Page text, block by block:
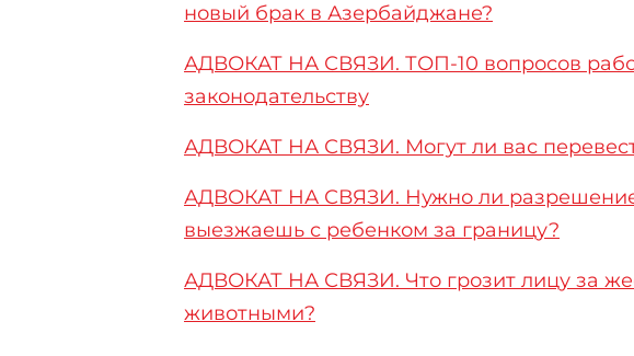
новый брак в Азербайджане?
АДВОКАТ НА СВЯЗИ. ТОП-10 вопросов
законодательству
АДВОКАТ НА СВЯЗИ. Могут ли вас
АДВОКАТ НА СВЯЗИ. Нужно ли разрешение
выезжаешь с ребенком за границу?
АДВОКАТ НА СВЯЗИ. Что грозит лицу за
животными?